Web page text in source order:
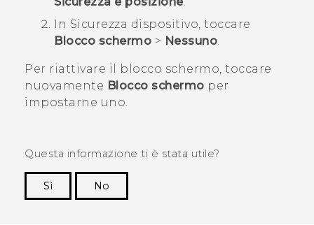
In Sicurezza dispositivo, toccare
Blocco schermo > Nessuno.
Per riattivare il blocco schermo, toccare
nuovamente Blocco schermo per
impostarne uno.
Questa informazione ti è stata utile?
Sì
No